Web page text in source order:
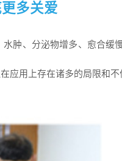
多关爱
肿、分泌物增多、愈合缓
应用上存在诸多的局限和不